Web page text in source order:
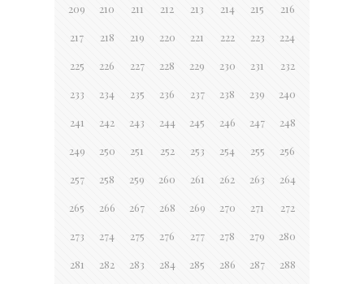
209 210 211 212 213 214 215 216
217 218 219 220 221 222 223 224
225 226 227 228 229 230 231 232
233 234 235 236 237 238 239 240
241 242 243 244 245 246 247 248
249 250 251 252 253 254 255 256
257 258 259 260 261 262 263 264
265 266 267 268 269 270 271 272
273 274 275 276 277 278 279 280
281 282 283 284 285 286 287 288